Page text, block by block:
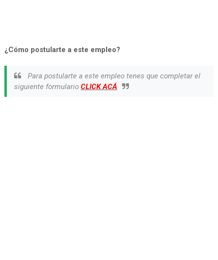
¿Cómo postularte a este empleo?
Para postularte a este empleo tenes que completar el
siguiente formulario CLICK ACÁ